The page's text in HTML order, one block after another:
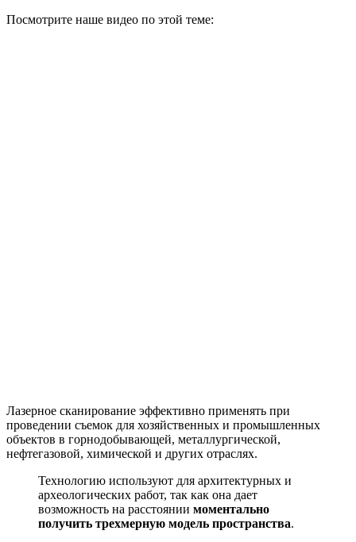
Посмотрите наше видео по этой теме:
Лазерное сканирование эффективно применять при
проведении съемок для хозяйственных и промышленных
объектов в горнодобывающей, металлургической,
нефтегазовой, химической и других отраслях.
Технологию используют для архитектурных и
археологических работ, так как она дает
возможность на расстоянии моментально
получить трехмерную модель пространства.